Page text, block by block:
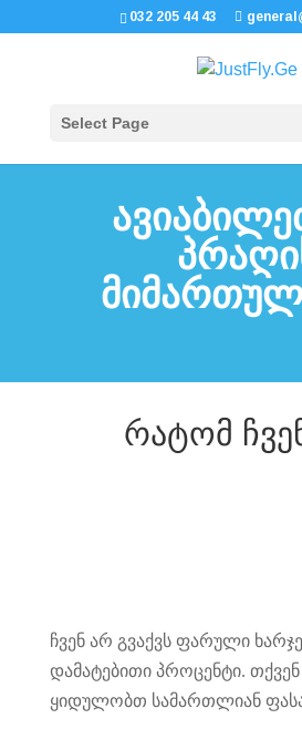
032 205 44 43
Select Page
რატომ
ჩვენ არ გვაქვს ფარული
დამატებითი პროცენტი.
ყიდულობთ სამართლიან